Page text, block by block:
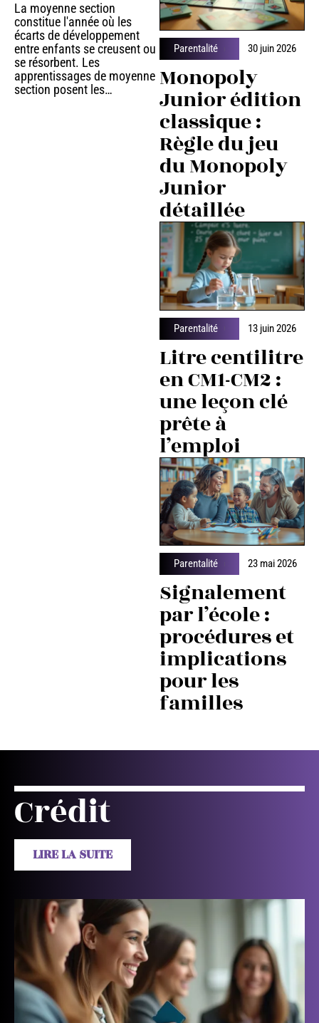
La moyenne section
constitue l'année où les
écarts de développement
entre enfants se creusent ou
se résorbent. Les
apprentissages de moyenne
section posent les…
Parentalité 30 juin 2026
Monopoly
Junior édition
classique :
Règle du jeu
du Monopoly
Junior
détaillée
Parentalité 13 juin 2026
Litre centilitre
en CM1-CM2 :
une leçon clé
prête à
l’emploi
Parentalité 23 mai 2026
Signalement
par l’école :
procédures et
implications
pour les
familles
Crédit
LIRE LA SUITE